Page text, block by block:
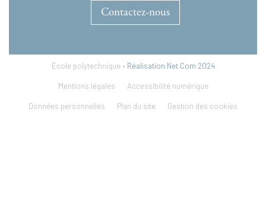
Contactez-nous
École polytechnique • Réalisation Net.Com 2024
Mentions légales Accessibilité numérique
Données personnelles Plan du site Gestion des cookies